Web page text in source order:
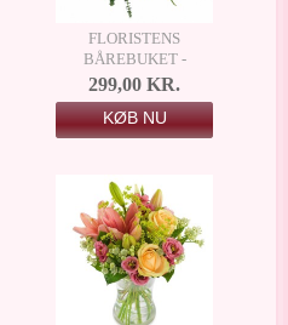
FLORISTENS
BÅREBUKET -
SMUKT MINDE
299,00 KR.
KØB NU